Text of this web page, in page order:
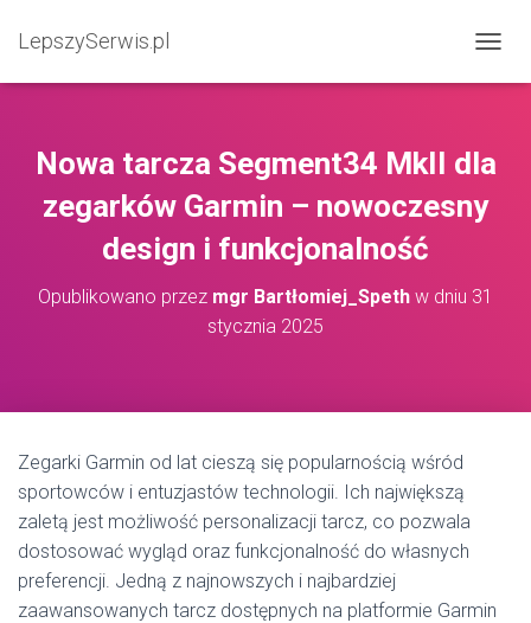
LepszySerwis.pl
Nowa tarcza Segment34 MkII dla
zegarków Garmin – nowoczesny
design i funkcjonalność
Opublikowano przez mgr Bartłomiej_Speth w dniu 31
stycznia 2025
Zegarki Garmin od lat cieszą się popularnością wśród
sportowców i entuzjastów technologii. Ich największą
zaletą jest możliwość personalizacji tarcz, co pozwala
dostosować wygląd oraz funkcjonalność do własnych
preferencji. Jedną z najnowszych i najbardziej
zaawansowanych tarcz dostępnych na platformie Garmin